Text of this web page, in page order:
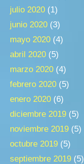
julio 2020 (1)
junio 2020 (3)
mayo 2020 (4)
abril 2020 (5)
marzo 2020 (4)
febrero 2020 (5)
enero 2020 (6)
diciembre 2019 (5)
noviembre 2019 (5)
octubre 2019 (5)
septiembre 2019 (5)